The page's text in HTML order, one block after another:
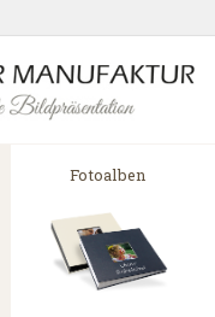
Fotoalben